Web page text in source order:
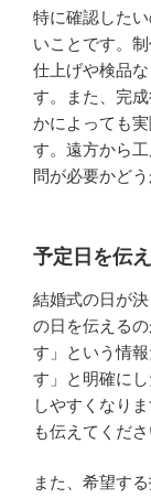
特に確認した
いことです。
仕上げや検品
す。また、完
かによっても
す。遠方から
問が必要かど
予定日を伝
結婚式の日が
の日を伝える
す」という情
す」と明確に
しやすくなり
も伝えてくださ
また、希望す